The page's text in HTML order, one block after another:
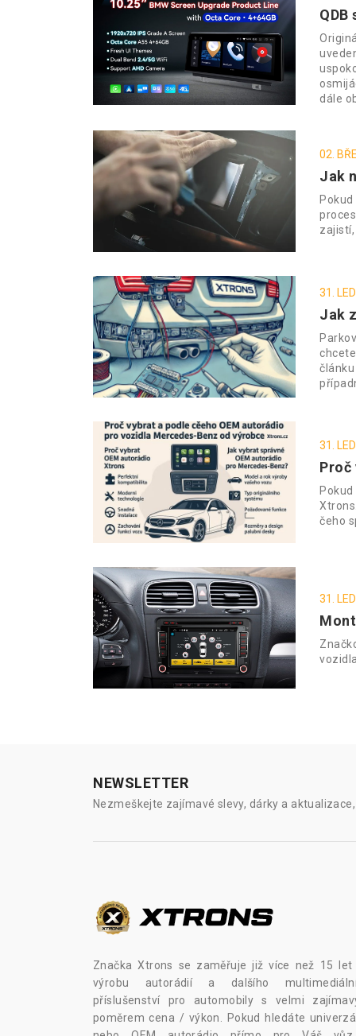
dále
02.
Jak
31.
Jak
31.
Proč
čeho
31.
NEWSLETTER
Nezmeškejte zajímavé slevy, dárky a
Značka Xtrons se zaměřuje již více než 15 let
výrobu autorádií a dalšího
příslušenství pro automobily s velmi
poměrem cena / výkon. Pokud hledáte